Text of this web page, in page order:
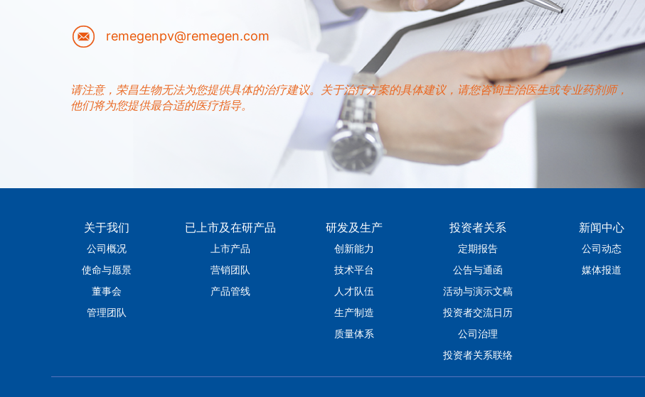
remegenpv@remegen.com
请注意，荣昌生物无法为您提供具体的治疗建议。关于治疗方案的具体建议，请您咨询主治医生或专业药剂师，
他们将为您提供最合适的医疗指导。
关于我们
公司概况
使命与愿景
董事会
管理团队
已上市及在研产品
上市产品
营销团队
产品管线
研发及生产
创新能力
技术平台
人才队伍
生产制造
质量体系
投资者关系
定期报告
公告与通函
活动与演示文稿
投资者交流日历
公司治理
投资者关系联络
新闻中心
公司动态
媒体报道